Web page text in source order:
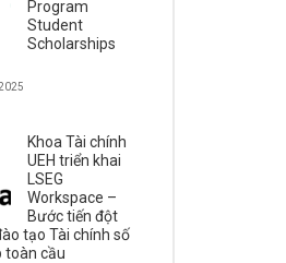
Program
Student
Scholarships
Khoa Tài chính
UEH triển khai
LSEG
Workspace –
Bước tiến đột
tạo Tài chính số
toàn cầu